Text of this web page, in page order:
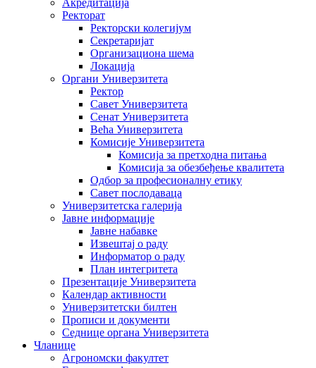
Акредитација
Ректорат
Ректорски колегијум
Секретаријат
Организациона шема
Локација
Органи Универзитета
Ректор
Савет Универзитета
Сенат Универзитета
Већа Универзитета
Комисије Универзитета
Комисија за претходна питања
Комисија за обезбеђење квалитета
Одбор за професионалну етику
Савет послодаваца
Универзитетска галерија
Јавне информације
Јавне набавке
Извештај о раду
Информатор о раду
План интегритета
Презентације Универзитета
Календар активности
Универзитетски билтен
Прописи и документи
Седнице органа Универзитета
Чланице
Агрономски факултет